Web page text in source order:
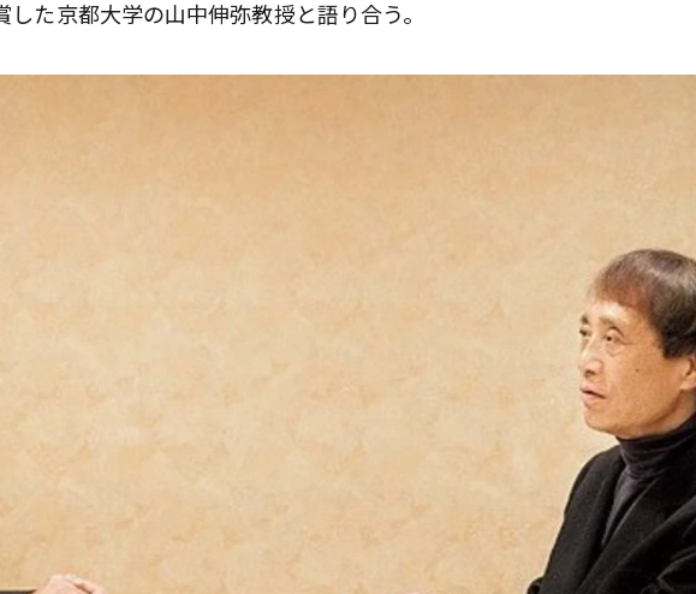
た京都大学の山中伸弥教授と語り合う。